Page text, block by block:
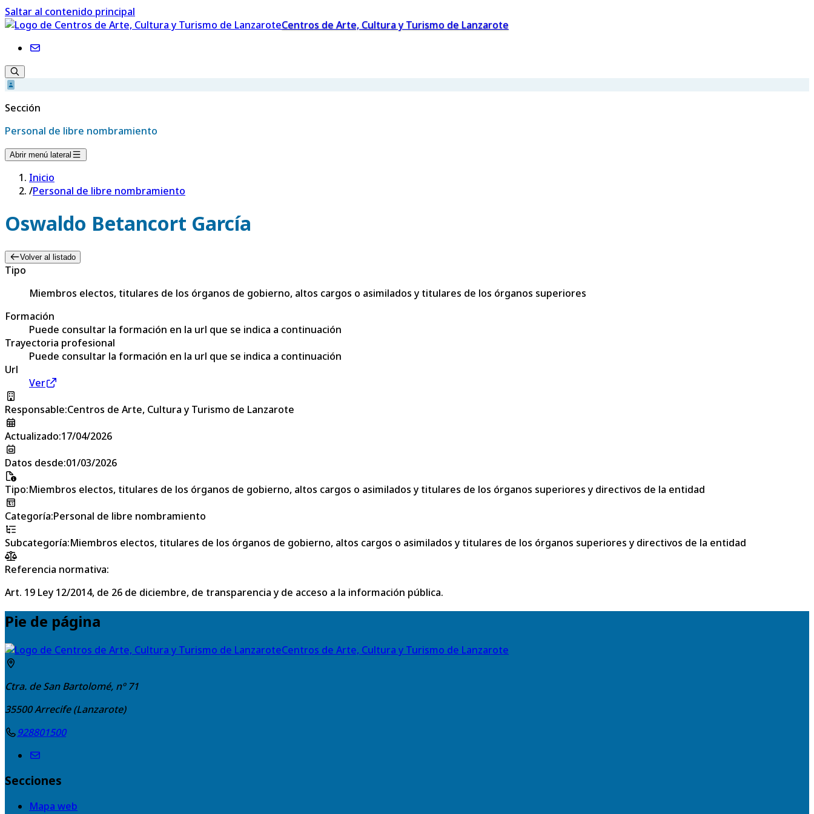
Saltar al contenido principal
Centros de Arte, Cultura y Turismo de Lanzarote
Sección
Personal de libre nombramiento
Abrir menú lateral
Inicio
/Personal de libre nombramiento
Oswaldo Betancort García
Volver al listado
Tipo
Miembros electos, titulares de los órganos de gobierno, altos cargos o asimilados y titulares de los órganos superiores
Formación
Puede consultar la formación en la url que se indica a continuación
Trayectoria profesional
Puede consultar la formación en la url que se indica a continuación
Url
Ver
Responsable:Centros de Arte, Cultura y Turismo de Lanzarote
Actualizado:17/04/2026
Datos desde:01/03/2026
Tipo:Miembros electos, titulares de los órganos de gobierno, altos cargos o asimilados y titulares de los órganos superiores y directivos de la entidad
Categoría:Personal de libre nombramiento
Subcategoría:Miembros electos, titulares de los órganos de gobierno, altos cargos o asimilados y titulares de los órganos superiores y directivos de la entidad
Referencia normativa:
Art. 19 Ley 12/2014, de 26 de diciembre, de transparencia y de acceso a la información pública.
Pie de página
Centros de Arte, Cultura y Turismo de Lanzarote
Ctra. de San Bartolomé, nº 71
35500Arrecife (Lanzarote)
928801500
Secciones
Mapa web